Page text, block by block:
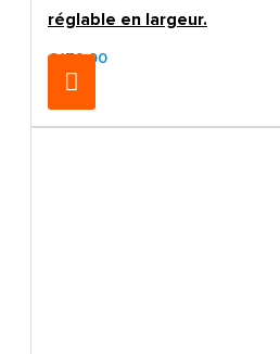
réglable en largeur.
€179.00